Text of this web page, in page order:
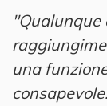
una